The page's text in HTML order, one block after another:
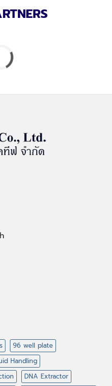
96 well plate
Handling
DNA Extractor